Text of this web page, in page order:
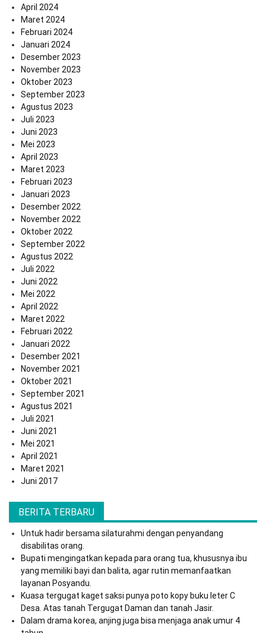
April 2024
Maret 2024
Februari 2024
Januari 2024
Desember 2023
November 2023
Oktober 2023
September 2023
Agustus 2023
Juli 2023
Juni 2023
Mei 2023
April 2023
Maret 2023
Februari 2023
Januari 2023
Desember 2022
November 2022
Oktober 2022
September 2022
Agustus 2022
Juli 2022
Juni 2022
Mei 2022
April 2022
Maret 2022
Februari 2022
Januari 2022
Desember 2021
November 2021
Oktober 2021
September 2021
Agustus 2021
Juli 2021
Juni 2021
Mei 2021
April 2021
Maret 2021
Juni 2017
BERITA TERBARU
Untuk hadir bersama silaturahmi dengan penyandang
disabilitas orang.
Bupati mengingatkan kepada para orang tua, khususnya ibu
yang memiliki bayi dan balita, agar rutin memanfaatkan
layanan Posyandu.
Kuasa tergugat kaget saksi punya poto kopy buku leter C
Desa. Atas tanah Tergugat Daman dan tanah Jasir.
Dalam drama korea, anjing juga bisa menjaga anak umur 4